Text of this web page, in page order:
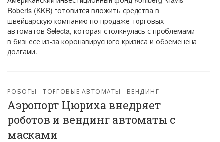
Roberts (KKR) готовится вложить средства в
швейцарскую компанию по продаже торговых
автоматов Selecta, которая столкнулась с проблемами
в бизнесе из-за коронавирусного кризиса и обременена
долгами.
РОБОТЫ ТОРГОВЫЕ АВТОМАТЫ ВЕНДИНГ
Аэропорт Цюриха внедряет
роботов и вендинг автоматы с
масками